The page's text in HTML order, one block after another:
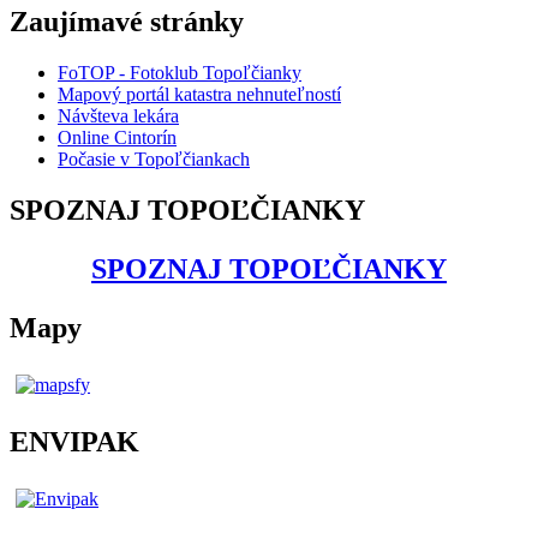
Zaujímavé stránky
FoTOP - Fotoklub Topoľčianky
Mapový portál katastra nehnuteľností
Návšteva lekára
Online Cintorín
Počasie v Topoľčiankach
SPOZNAJ TOPOĽČIANKY
SPOZNAJ TOPOĽČIANKY
Mapy
ENVIPAK